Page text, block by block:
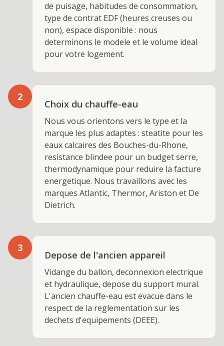
de puisage, habitudes de consommation,
type de contrat EDF (heures creuses ou
non), espace disponible : nous
determinons le modele et le volume ideal
pour votre logement.
2
Choix du chauffe-eau
Nous vous orientons vers le type et la
marque les plus adaptes : steatite pour les
eaux calcaires des Bouches-du-Rhone,
resistance blindee pour un budget serre,
thermodynamique pour reduire la facture
energetique. Nous travaillons avec les
marques Atlantic, Thermor, Ariston et De
Dietrich.
3
Depose de l'ancien appareil
Vidange du ballon, deconnexion electrique
et hydraulique, depose du support mural.
L'ancien chauffe-eau est evacue dans le
respect de la reglementation sur les
dechets d'equipements (DEEE).